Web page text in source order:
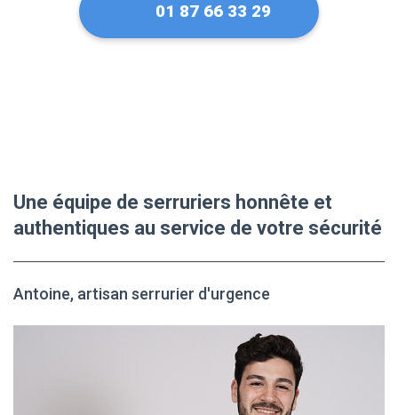
01 87 66 33 29
Une équipe de serruriers honnête et
authentiques au service de votre sécurité
Antoine, artisan serrurier d'urgence